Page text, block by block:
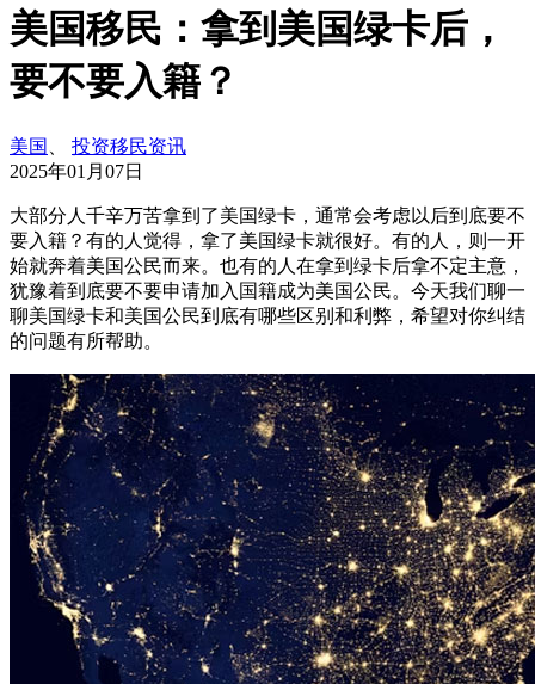
美国移民：拿到美国绿卡后，
要不要入籍？
美国
投资移民资讯
2025年01月07日
大部分人千辛万苦拿到了美国绿卡，通常会考虑以后到底要不
要入籍？有的人觉得，拿了美国绿卡就很好。有的人，则一开
始就奔着美国公民而来。也有的人在拿到绿卡后拿不定主意，
犹豫着到底要不要申请加入国籍成为美国公民。今天我们聊一
聊美国绿卡和美国公民到底有哪些区别和利弊，希望对你纠结
的问题有所帮助。